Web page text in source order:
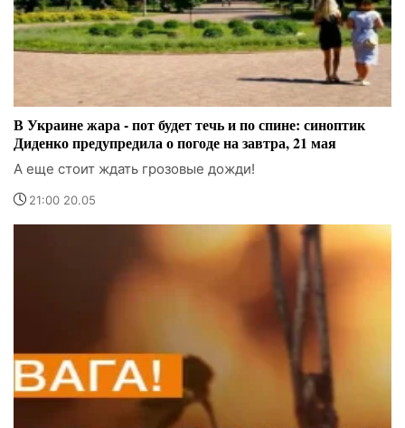
В Украине жара - пот будет течь и по спине: синоптик
Диденко предупредила о погоде на завтра, 21 мая
А еще стоит ждать грозовые дожди!
21:00 20.05